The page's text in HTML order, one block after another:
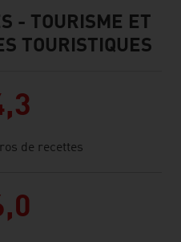
- TOURISME ET
TOURISTIQUES
de recettes